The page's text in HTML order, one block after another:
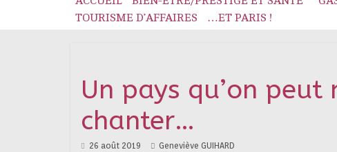
TOURISME D’AFFAIRES
…ET PARIS !
Un pays qu’on
chanter…
26 août 2019 Geneviève GUIHARD